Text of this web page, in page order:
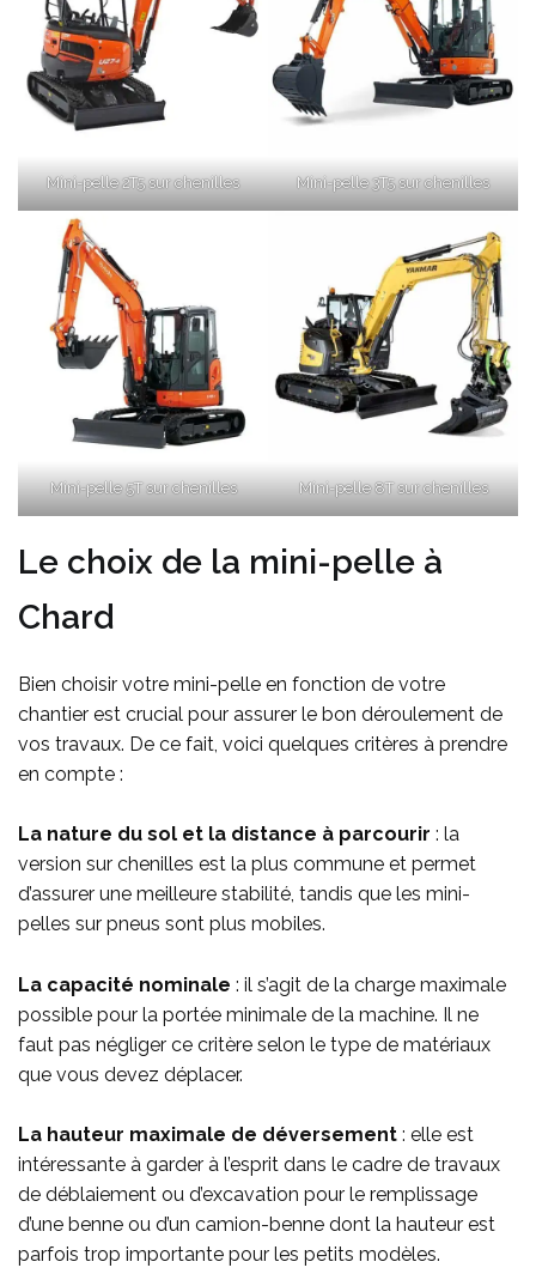
Mini-pelle 2T5 sur chenilles Mini-pelle 3T5 sur chenilles
Mini-pelle 5T sur chenilles Mini-pelle 8T sur chenilles
Le choix de la mini-pelle à
Chard
Bien choisir votre mini-pelle en fonction de votre
chantier est crucial pour assurer le bon déroulement de
vos travaux. De ce fait, voici quelques critères à prendre
en compte :
La nature du sol et la distance à parcourir : la
version sur chenilles est la plus commune et permet
d’assurer une meilleure stabilité, tandis que les mini-
pelles sur pneus sont plus mobiles.
La capacité nominale : il s’agit de la charge maximale
possible pour la portée minimale de la machine. Il ne
faut pas négliger ce critère selon le type de matériaux
que vous devez déplacer.
La hauteur maximale de déversement : elle est
intéressante à garder à l’esprit dans le cadre de travaux
de déblaiement ou d’excavation pour le remplissage
d’une benne ou d’un camion-benne dont la hauteur est
parfois trop importante pour les petits modèles.